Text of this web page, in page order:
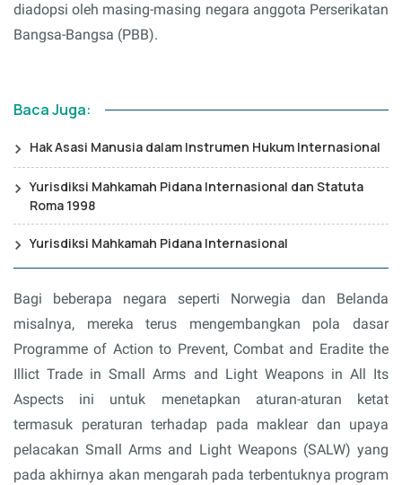
diadopsi oleh masing-masing negara anggota Perserikatan
Bangsa-Bangsa (PBB).
Baca Juga:
Hak Asasi Manusia dalam Instrumen Hukum Internasional
Yurisdiksi Mahkamah Pidana Internasional dan Statuta
Roma 1998
Yurisdiksi Mahkamah Pidana Internasional
Bagi beberapa negara seperti Norwegia dan Belanda
misalnya, mereka terus mengembangkan pola dasar
Programme of Action to Prevent, Combat and Eradite the
Illict Trade in Small Arms and Light Weapons in All Its
Aspects ini untuk menetapkan aturan-aturan ketat
termasuk peraturan terhadap pada maklear dan upaya
pelacakan Small Arms and Light Weapons (SALW) yang
pada akhirnya akan mengarah pada terbentuknya program